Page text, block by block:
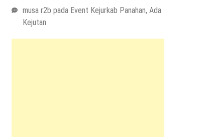
musa r2b pada Event Kejurkab Panahan, Ada
Kejutan